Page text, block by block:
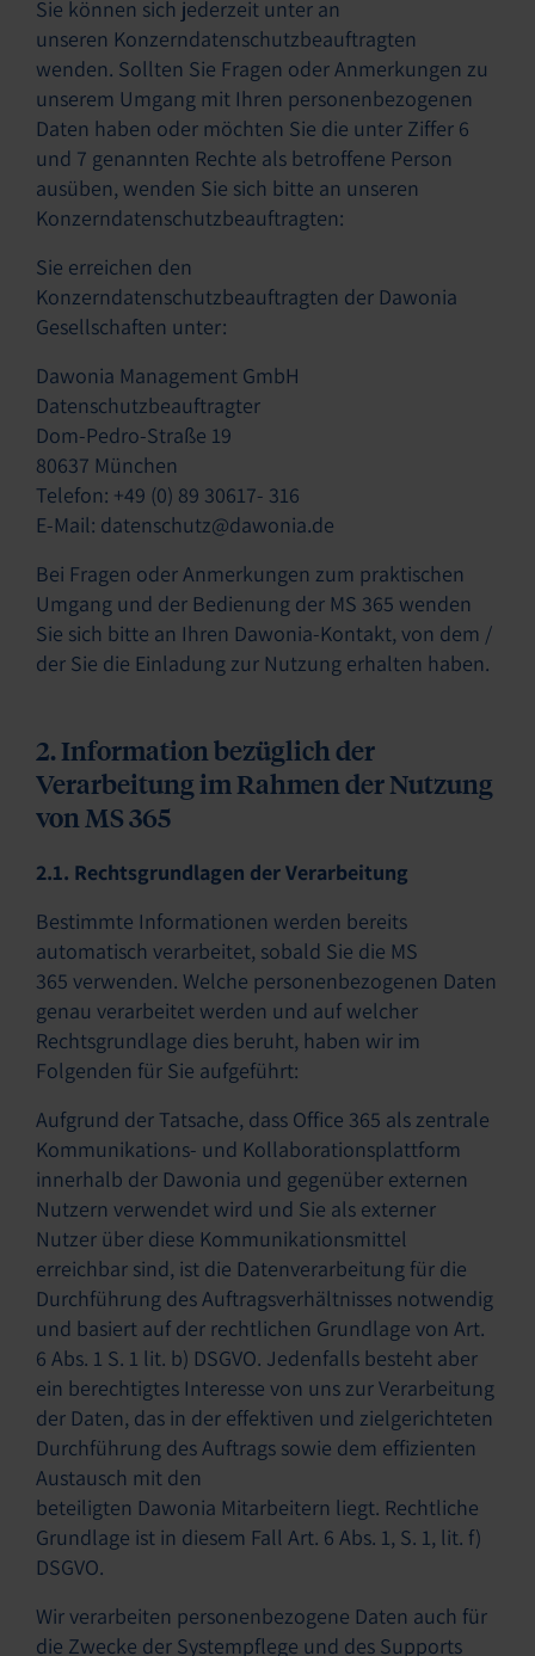
Sie können sich jederzeit unter an
unseren Konzerndatenschutzbeauftragten
wenden. Sollten Sie Fragen oder Anmerkungen zu
unserem Umgang mit Ihren personenbezogenen
Daten haben oder möchten Sie die unter Ziffer 6
und 7 genannten Rechte als betroffene Person
ausüben, wenden Sie sich bitte an unseren
Konzerndatenschutzbeauftragten:
Sie erreichen den
Konzerndatenschutzbeauftragten der Dawonia
Gesellschaften unter:
Dawonia Management GmbH
Datenschutzbeauftragter
Dom-Pedro-Straße 19
80637 München
Telefon: +49 (0) 89 30617- 316
E-Mail: datenschutz@dawonia.de
Bei Fragen oder Anmerkungen zum praktischen
Umgang und der Bedienung der MS 365 wenden
Sie sich bitte an Ihren Dawonia-Kontakt, von dem /
der Sie die Einladung zur Nutzung erhalten haben.
2. Information bezüglich der
Verarbeitung im Rahmen der Nutzung
von MS 365
2.1. Rechtsgrundlagen der Verarbeitung
Bestimmte Informationen werden bereits
automatisch verarbeitet, sobald Sie die MS
365 verwenden. Welche personenbezogenen Daten
genau verarbeitet werden und auf welcher
Rechtsgrundlage dies beruht, haben wir im
Folgenden für Sie aufgeführt:
Aufgrund der Tatsache, dass Office 365 als zentrale
Kommunikations- und Kollaborationsplattform
innerhalb der Dawonia und gegenüber externen
Nutzern verwendet wird und Sie als externer
Nutzer über diese Kommunikationsmittel
erreichbar sind, ist die Datenverarbeitung für die
Durchführung des Auftragsverhältnisses notwendig
und basiert auf der rechtlichen Grundlage von Art.
6 Abs. 1 S. 1 lit. b) DSGVO. Jedenfalls besteht aber
ein berechtigtes Interesse von uns zur Verarbeitung
der Daten, das in der effektiven und zielgerichteten
Durchführung des Auftrags sowie dem effizienten
Austausch mit den
beteiligten Dawonia Mitarbeitern liegt. Rechtliche
Grundlage ist in diesem Fall Art. 6 Abs. 1, S. 1, lit. f)
DSGVO.
Wir verarbeiten personenbezogene Daten auch für
die Zwecke der Systempflege und des Supports